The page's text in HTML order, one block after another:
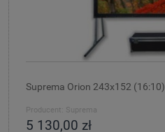
Suprema Orion 243x152 (16:10)
Producent: Suprema
5 130,00 zł